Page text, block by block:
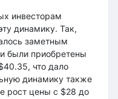
инвесторам
динамику. Так,
заметным
были приобретены
что дало
динамику также
рост цены с $28 до